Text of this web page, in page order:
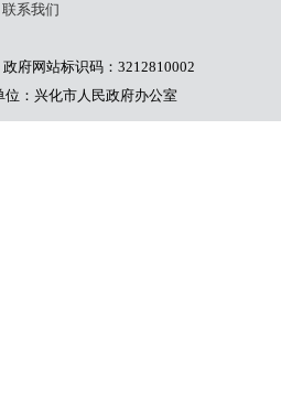
联系我们
政府网站标识码：3212810002
位：兴化市人民政府办公室